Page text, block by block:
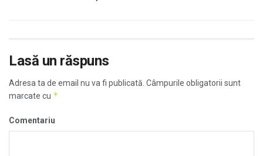
Lasă un răspuns
Adresa ta de email nu va fi publicată. Câmpurile obligatorii sunt
marcate cu *
Comentariu